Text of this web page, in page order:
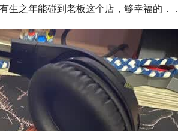
生之年能碰到老板这个店，够幸福的．．